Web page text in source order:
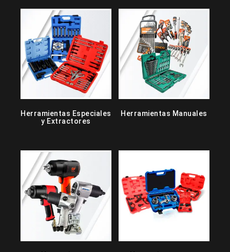
Herramientas Especiales
y Extractores
Herramientas Manuales